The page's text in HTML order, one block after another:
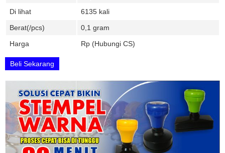
Di lihat
6135 kali
Berat(/pcs)
0,1 gram
Harga
Rp (Hubungi CS)
Beli Sekarang